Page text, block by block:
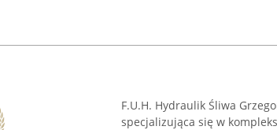
F.U.H. Hydraulik Śliwa
specjalizująca się w